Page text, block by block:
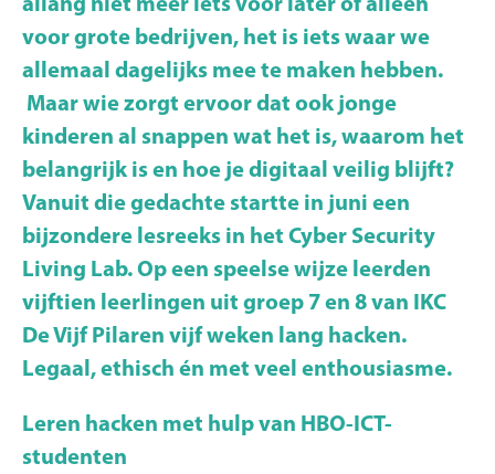
voor grote bedrijven, het is iets waar we
allemaal dagelijks mee te maken hebben.
Maar wie zorgt ervoor dat ook jonge
kinderen al snappen wat het is, waarom het
belangrijk is en hoe je digitaal veilig blijft?
Vanuit die gedachte startte in juni een
bijzondere lesreeks in het Cyber Security
Living Lab. Op een speelse wijze leerden
vijftien leerlingen uit groep 7 en 8 van IKC
De Vijf Pilaren vijf weken lang hacken.
Legaal, ethisch én met veel enthousiasme.
Leren hacken met hulp van HBO-ICT-
studenten